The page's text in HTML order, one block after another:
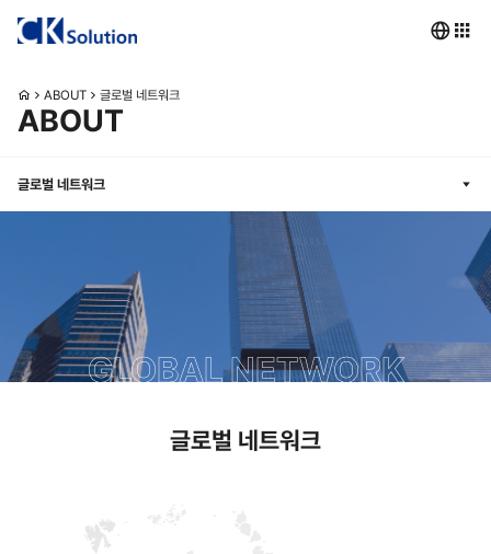
ABOUT 글로벌 네트워크
ABOUT
글로벌 네트워크
GLOBAL NETWORK
글로벌 네트워크